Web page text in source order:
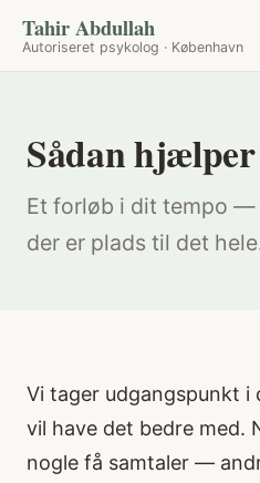
Tahir Abdullah
Autoriseret psykolog · København
Sådan
Et forløb i dit tempo —
der er plads til det
Vi tager udgangspunkt i
vil have det bedre med.
nogle få samtaler —